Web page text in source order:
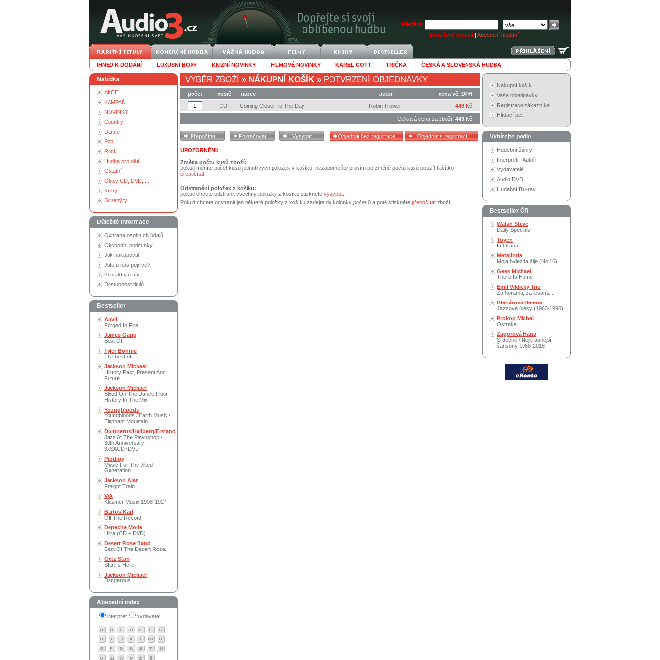
Hledání:
Rozšířené hledání | Abecední hledání
IHNED K DODÁNÍ LUXUSNÍ BOXY KNIŽNÍ NOVINKY FILMOVÉ NOVINKY KAREL GOTT TRIČKA ČESKÁ A SLOVENSKÁ HUDBA
Nabídka
AKCE
KAMPAŇ
NOVINKY
Country
Dance
Pop
Rock
Hudba pro děti
Ostatní
Obaly CD, DVD, ...
Knihy
Suvenýry
Důležité informace
Ochrana osobních údajů
Obchodní podmínky
Jak nakupovat
Jste u nás poprvé?
Kontaktujte nás
Dostupnost titulů
Bestseller
Anvil
Forged In Fire
James Gang
Best Of
Tyler Bonnie
The best of
Jackson Michael
History Past, Present And
Future
Jackson Michael
Blood On The Dance Floor -
History In The Mix
Youngbloods
Youngbloods / Earth Music /
Elephant Mountain
Domnerus/Hallberg/Erstand
Jazz At The Pawnshop -
30th Anniversary
3xSACD+DVD
Prodigy
Music For The Jilted
Generation
Jackson Alan
Freight Train
V/A
Klezmer Music 1908-1927
Bartos Karl
Off The Record
Depeche Mode
Ultra (CD + DVD)
Desert Rose Band
Best Of The Desert Rose..
Getz Stan
Stan Is Here
Jackson Michael
Dangerous
Abecední index
interpret vydavatel
VÝBĚR ZBOŽÍ » NÁKUPNÍ KOŠÍK » POTVRZENÍ OBJEDNÁVKY
počet nosič název autor
cena vč. DPH
CD
Coming Closer To The Day Robin Trower 449 Kč
Celková cena za zboží: 449 Kč
UPOZORNĚNÍ:
Změna počtu kusů zboží:
pokud měníte počet kusů jednotlivých položek v košíku, nezapomeňte prosím po změně počtu kusů použít tlačítko
přepočítat
Odstranění položek z košíku:
pokud chcete odstranit všechny položky z košíku stiskněte vysypat
Pokud chcete odstranit jen některé položky z košíku zadejte do kolonky počet0 a poté stiskněte přepočítat zboží.
Nákupní košík
Vaše objednávky
Registrace zákazníka
Hlídací pes
Vybírejte podle
Hudební žánry
Interpreti - Autoři
Vydavatelé
Audio DVD
Hudební Blu-ray
Bestseller ČR
Walsh Steve
Daily Specials
Toyen
Ia Orana
Metalinda
Moja hviezda žije (No 16)
Gees Michael
There Is Home
Emil Viklický Trio
Za horama, za lesama...
Blehárová Helena
Jazzové útesy (1963-1990)
Prokop Michal
Ostraka
Zagorová Hana
Srdečně / Nejkrásnější
šansony 1968-2018